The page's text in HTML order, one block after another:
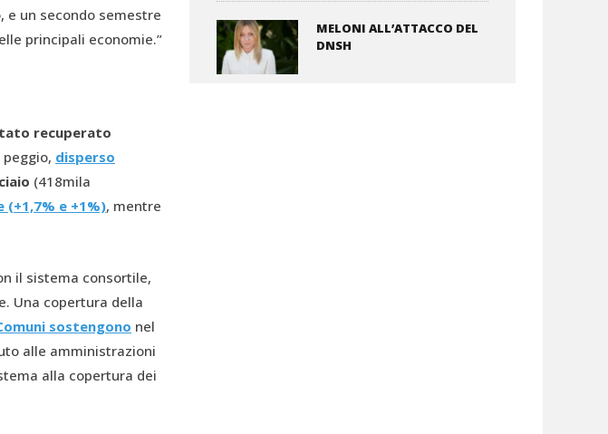
un secondo semestre
principali economie.”
recuperato
peggio, disperso
(418mila
(+1,7% e +1%), mentre
il sistema consortile,
Una copertura della
sostengono nel
alle amministrazioni
alla copertura dei
MELONI ALL’ATTACCO DEL
DNSH